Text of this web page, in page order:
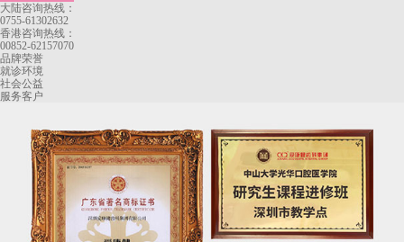
大陆咨询热线：
0755-61302632
香港咨询热线：
00852-62157070
品牌荣誉
就诊环境
社会公益
服务客户